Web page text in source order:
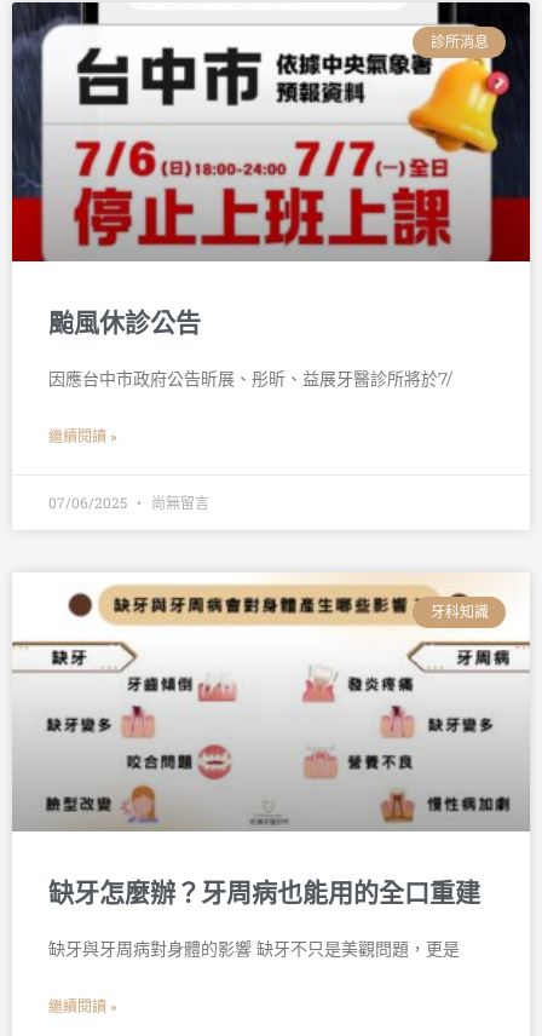
診所消息
颱風休診公告
因應台中市政府公告昕展、彤昕、益展牙醫診所將於7/
繼續閱讀 »
07/06/2025 尚無留言
牙科知識
缺牙怎麼辦？牙周病也能用的全口重建
缺牙與牙周病對身體的影響 缺牙不只是美觀問題，更是
繼續閱讀 »